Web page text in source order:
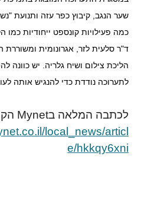
לתערוכה נודדת כדי להנגיש אותה
לכתבה המלאה בMynet הקיבוץ –
local_news/articl
e/hkkqy6xni